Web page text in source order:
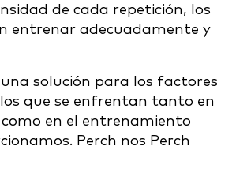
de cada repetición, los
entrenar adecuadamente y
solución para los factores
que se enfrentan tanto en
en el entrenamiento
Perch nos Perch